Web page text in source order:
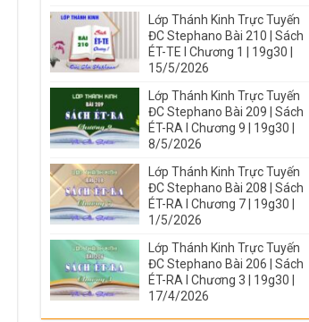
Lớp Thánh Kinh Trực Tuyến
ĐC Stephano Bài 210 | Sách
ÉT-TE I Chương 1 | 19g30 |
15/5/2026
Lớp Thánh Kinh Trực Tuyến
ĐC Stephano Bài 209 | Sách
ÉT-RA I Chương 9 | 19g30 |
8/5/2026
Lớp Thánh Kinh Trực Tuyến
ĐC Stephano Bài 208 | Sách
ÉT-RA I Chương 7 | 19g30 |
1/5/2026
Lớp Thánh Kinh Trực Tuyến
ĐC Stephano Bài 206 | Sách
ÉT-RA I Chương 3 | 19g30 |
17/4/2026